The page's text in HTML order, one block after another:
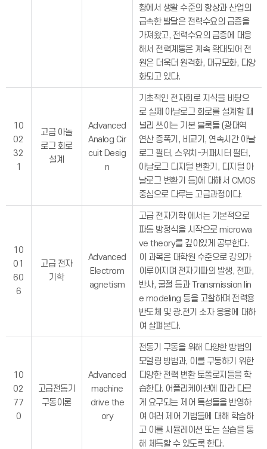
황에서 생활 수준의 향상과 산업의
급속한 발달은 전력수요의 급증을
가져왔고, 전력수요의 급증에 대응
해서 전력계통은 계속 확대되어 전
원은 더욱더 원격화, 대규모화, 다양
화되고 있다.
10
02
32
1
고급 아놀
로그 회로
설계
Advanced
Analog Cir
cuit Desig
n
기초적인 전자회로 지식을 바탕으
로 실제 아날로그 회로를 설계할 때
널리 쓰이는 기본 블록들 (광대역
연산 증폭기, 비교기, 연속시간 아날
로그 필터, 스위치-커패시터 필터,
아날로그 디지털 변환기, 디지털 아
날로그 변환기 등)에 대해서 CMOS
중심으로 다루는 고급과정이다.
10
01
60
6
고급 전자
기학
Advanced
Electrom
agnetism
고급 전자기학 에서는 기본적으로
파동 방정식을 시작으로 microwa
ve theory를 깊이있게 공부한다.
이 과목은 대학원 수준으로 강의가
이루어지며 전자기파의 발생, 전파,
반사, 굴절 등과 Transmission lin
e modeling 등을 고찰하며 전력용
반도체 및 광.전기 소자 응용에 대하
여 살펴본다.
10
02
77
0
고급전동기
구동이론
Advanced
machine
drive the
ory
전동기 구동을 위해 다양한 방법의
모델링 방법과, 이를 구동하기 위한
다양한 전력 변환 토폴로지들을 학
습한다. 어플리케이션에 따라 다르
게 요구되는 제어 특성들을 반영하
여 여러 제어 기법들에 대해 학습하
고 이를 시뮬레이션 또는 실습을 통
해 체득할 수 있도록 한다.